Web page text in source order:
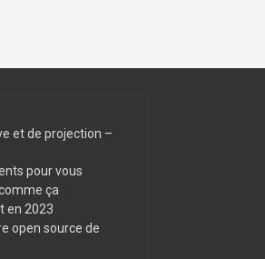
et de projection –
pour vous
ça
en 2023
open source de